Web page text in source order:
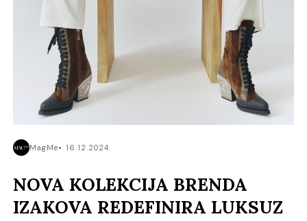
MagMe 16.12.2024.
NOVA KOLEKCIJA BRENDA
IZAKOVA REDEFINIRA LUKSUZ